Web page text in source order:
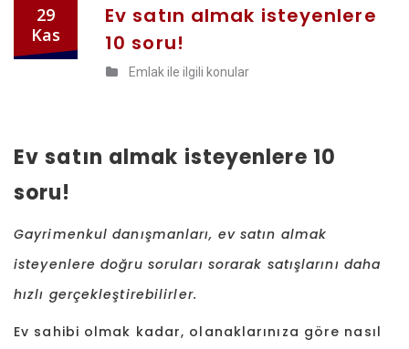
29
Kas
Ev satın almak isteyenlere
10 soru!
Emlak ile ilgili konular
Ev satın almak isteyenlere 10
soru!
Gayrimenkul danışmanları, ev satın almak
isteyenlere doğru soruları sorarak satışlarını daha
hızlı gerçekleştirebilirler.
Ev sahibi olmak kadar, olanaklarınıza göre nasıl